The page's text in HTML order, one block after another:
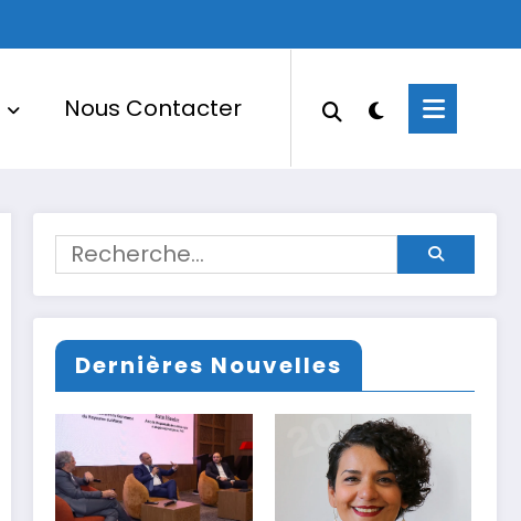
Nous Contacter
Dernières Nouvelles